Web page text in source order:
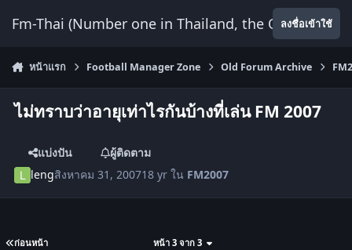
Fm-Thai (Number one in Thailand, the Onlyลงชื่อเข้าใช้
หน้าแรก Football Manager Zone Old Forum Archive
ไม่ทราบว่าอายุเท่าไรกันบ้างที่เล่น FM 2007
แบ่งปัน
ผู้ติดตาม
lengสิงหาคม 31, 200718 yr ใน FM2007
ก่อนหน้า หน้า 3 จาก 3